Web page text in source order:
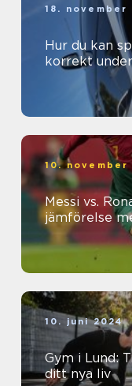
18. november
Hur du kan
korrekt
10. november
Messi vs.
jämförelse
10. juni 2024
Gym i Lund:
ditt nya liv